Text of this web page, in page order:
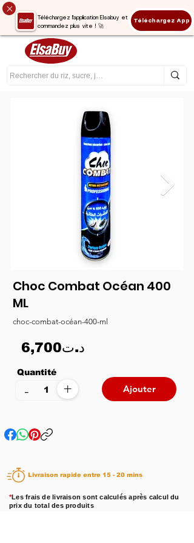
Téléchargez l'application Elsabuy et
commandez plus vite ! 🚀
Téléchargez App
Choc Combat Océan 400
ML
choc-combat-océan-400-ml
6,700د.ت
Quantité
+
- Ajouter
Livraison rapide entre 15 - 20 mins
*Les frais de livraison sont calculés après calcul du
prix du total des produits